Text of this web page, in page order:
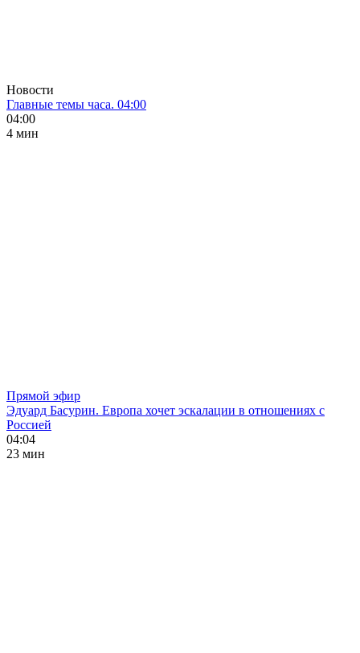
Новости
Главные темы часа. 04:00
04:00
4 мин
Прямой эфир
Эдуард Басурин. Европа хочет эскалации в отношениях с
Россией
04:04
23 мин